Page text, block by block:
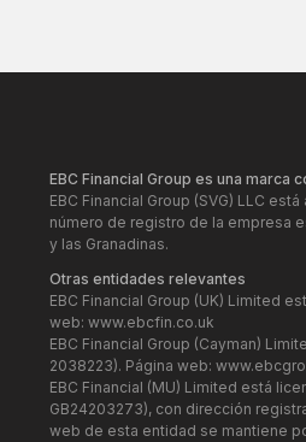
EBC Financial Group es una
EBC Financial Group (SVG) LLC
número de registro de la empresa
y las Granadinas.
Otras entidades relevantes
EBC Financial Group (UK) Limited
web: www.ebcfin.co.uk
EBC Financial Group (Cayman)
2038223). Página web:
EBC Financial (MU) Limited está
GB24203273), con dirección
web de esta entidad se mantiene